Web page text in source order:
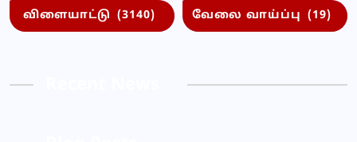
விளையாட்டு (3140) வேலை வாய்ப்பு (19)